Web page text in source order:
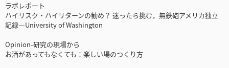
ラボレポート
ハイリスク・ハイリターンの勧め？ 迷ったら挑む，無鉄砲アメリカ独立
記録―University of Washington
Opinion-研究の現場から
お酒があってもなくても：楽しい場のつくり方